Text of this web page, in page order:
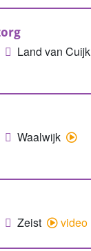
Land van Cuijk
Waalwijk
Zeist video